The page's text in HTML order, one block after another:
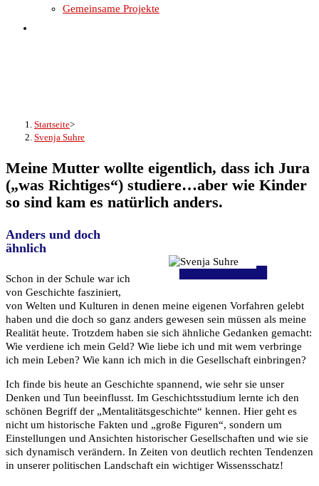
Gemeinsame Projekte
Startseite>
Svenja Suhre
Meine Mutter wollte eigentlich, dass ich Jura
(„was Richtiges“) studiere…aber wie Kinder
so sind kam es natürlich anders.
Anders und doch
ähnlich
Schon in der Schule war ich
von Geschichte fasziniert,
von Welten und Kulturen in denen meine eigenen Vorfahren gelebt
haben und die doch so ganz anders gewesen sein müssen als meine
Realität heute. Trotzdem haben sie sich ähnliche Gedanken gemacht:
Wie verdiene ich mein Geld? Wie liebe ich und mit wem verbringe
ich mein Leben? Wie kann ich mich in die Gesellschaft einbringen?
Ich finde bis heute an Geschichte spannend, wie sehr sie unser
Denken und Tun beeinflusst. Im Geschichtsstudium lernte ich den
schönen Begriff der „Mentalitätsgeschichte“ kennen. Hier geht es
nicht um historische Fakten und „große Figuren“, sondern um
Einstellungen und Ansichten historischer Gesellschaften und wie sie
sich dynamisch verändern. In Zeiten von deutlich rechten Tendenzen
in unserer politischen Landschaft ein wichtiger Wissensschatz!